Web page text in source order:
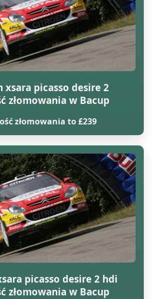
xsara picasso desire 2
złomowania w Bacup
złomowania to £239
picasso desire 2 hdi
złomowania w Bacup